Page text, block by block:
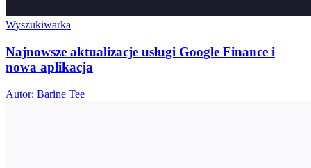
Wyszukiwarka
Najnowsze aktualizacje usługi Google Finance i
nowa aplikacja
Autor: Barine Tee